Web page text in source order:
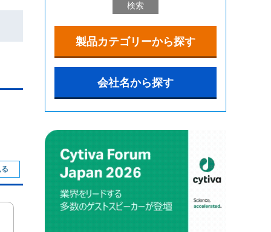
検索
製品カテゴリーから探す
会社名から探す